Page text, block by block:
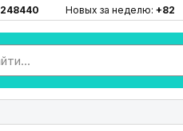
248440 Новых за неделю: +82